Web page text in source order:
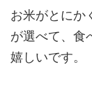
お米がとにか
が選べて、食
嬉しいです。